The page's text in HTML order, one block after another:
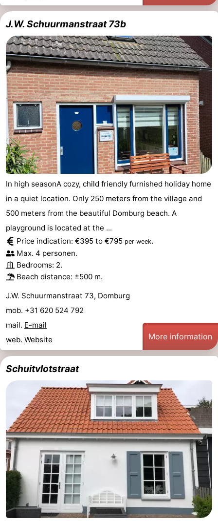
J.W. Schuurmanstraat 73b
In high seasonA cozy, child friendly furnished holiday home
in a quiet location. Only 250 meters from the village and
500 meters from the beautiful Domburg beach. A
playground is located at the ...
Price indication: €395 to €795 per week.
Max. 4 personen.
Bedrooms: 2.
Beach distance: ±500 m.
J.W. Schuurmanstraat 73, Domburg
mob. +31 620 524 792
mail. E-mail
web. Website More information
Schuitvlotstraat